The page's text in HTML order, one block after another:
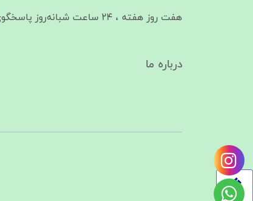
هفت روز هفته ، ۲۴ ساعت شبانه‌روز پاسخگوی شما هستیم
درباره ما